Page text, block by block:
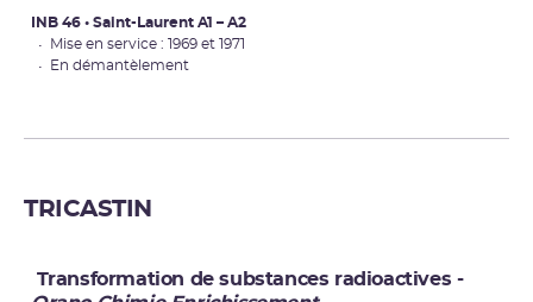
INB 46 • Saint-Laurent A1 – A2
• Mise en service : 1969 et 1971
• En démantèlement
TRICASTIN
Transformation de substances radioactives -